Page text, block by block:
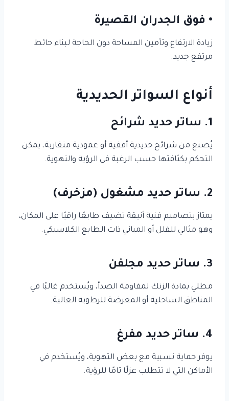
• فوق الجدران القصيرة
زيادة الارتفاع وتأمين المساحة دون الحاجة لبناء حائط
مرتفع جديد.
أنواع السواتر الحديدية
1. ساتر حديد شرائح
يُصنع من شرائح حديدية أفقية أو عمودية متقاربة، يمكن
التحكم بكثافتها حسب الرغبة في الرؤية والتهوية.
2. ساتر حديد مشغول (مزخرف)
يمتاز بتصاميم فنية أنيقة تضيف طابعًا راقيًا على المكان،
وهو مثالي للفلل أو المباني ذات الطابع الكلاسيكي.
3. ساتر حديد مجلفن
مطلي بمادة الزنك لمقاومة الصدأ، ويُستخدم غالبًا في
المناطق الساحلية أو المعرضة للرطوبة العالية.
4. ساتر حديد مفرغ
يوفر حماية نسبية مع بعض التهوية، ويُستخدم في
الأماكن التي لا تتطلب عزلًا تامًا للرؤية.